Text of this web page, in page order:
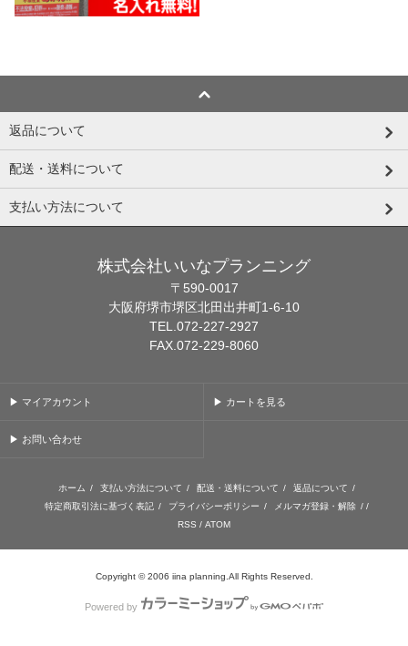
返品について
配送・送料について
支払い方法について
株式会社いいなプランニング
〒590-0017
大阪府堺市堺区北田出井町1-6-10
TEL.072-227-2927
FAX.072-229-8060
▶ マイアカウント ▶ カートを見る
▶ お問い合わせ
ホーム / 支払い方法について / 配送・送料について / 返品について /
特定商取引法に基づく表記 / プライバシーポリシー / メルマガ登録・解除 / /
RSS / ATOM
Copyright © 2006 iina planning.All Rights Reserved.
Powered by